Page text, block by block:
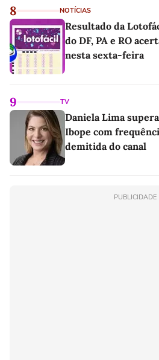
8 NOTÍCIAS
Resultado da
do DF, PA e RO
nesta sexta-feira
9 TV
Daniela Lima
Ibope com
demitida do canal
PUBLICIDADE